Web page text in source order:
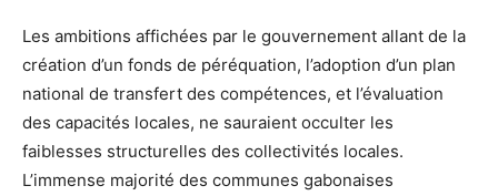
Les ambitions affichées par le gouvernement allant de la
création d’un fonds de péréquation, l’adoption d’un plan
national de transfert des compétences, et l’évaluation
des capacités locales, ne sauraient occulter les
faiblesses structurelles des collectivités locales.
L’immense majorité des communes gabonaises